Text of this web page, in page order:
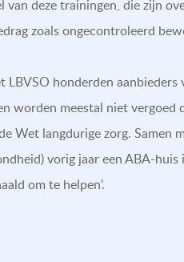
deze trainingen, die zijn
zoals ongecontroleerd
LBVSO honderden
worden meestal niet
Wet langdurige zorg.
vorig jaar een ABA-
om te helpen’.